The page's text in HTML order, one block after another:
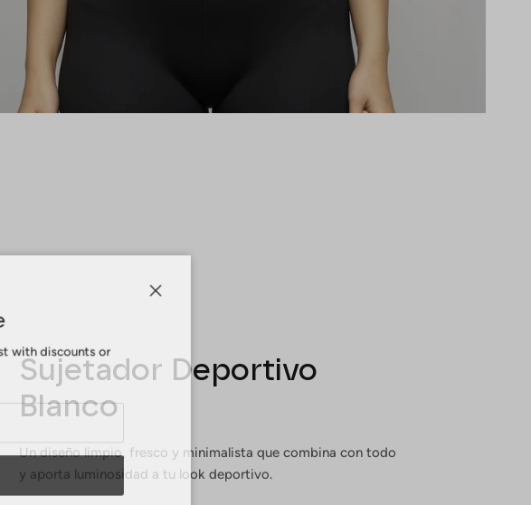
Sujetador Deportivo
Blanco
Un diseño limpio, fresco y minimalista que combina con todo
y aporta luminosidad a tu look deportivo.
with discounts or